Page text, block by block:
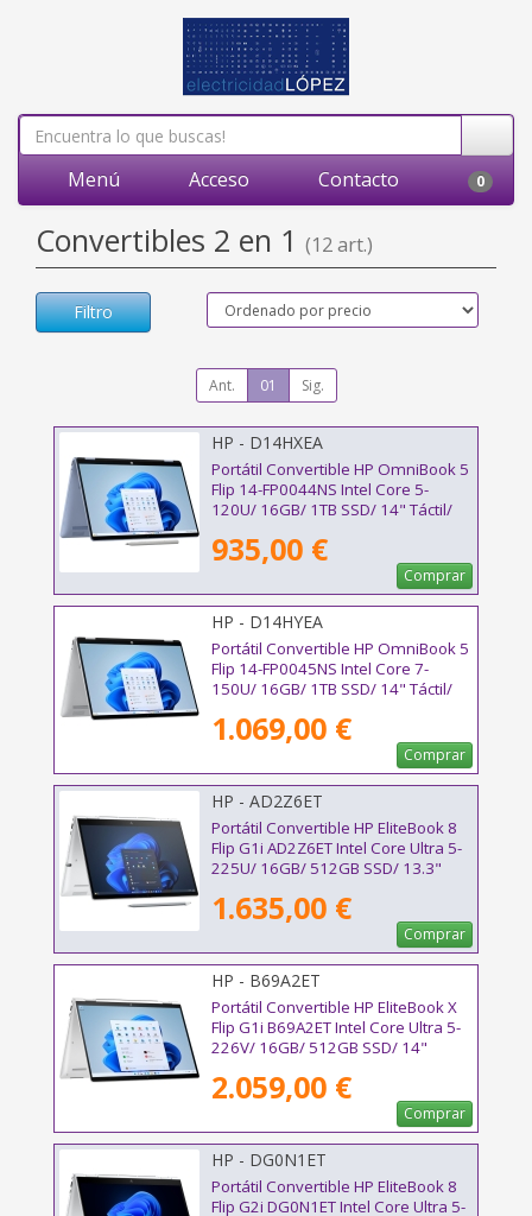
Menú Acceso Contacto 0
Convertibles 2 en 1 (12 art.)
Filtro
Ant. 01 Sig.
HP - D14HXEA
Portátil Convertible HP OmniBook 5
Flip 14-FP0044NS Intel Core 5-
120U/ 16GB/ 1TB SSD/ 14" Táctil/
935,00 €
Comprar
HP - D14HYEA
Portátil Convertible HP OmniBook 5
Flip 14-FP0045NS Intel Core 7-
150U/ 16GB/ 1TB SSD/ 14" Táctil/
1.069,00 €
Comprar
HP - AD2Z6ET
Portátil Convertible HP EliteBook 8
Flip G1i AD2Z6ET Intel Core Ultra 5-
225U/ 16GB/ 512GB SSD/ 13.3"
1.635,00 €
Comprar
HP - B69A2ET
Portátil Convertible HP EliteBook X
Flip G1i B69A2ET Intel Core Ultra 5-
226V/ 16GB/ 512GB SSD/ 14"
2.059,00 €
Comprar
HP - DG0N1ET
Portátil Convertible HP EliteBook 8
Flip G2i DG0N1ET Intel Core Ultra 5-